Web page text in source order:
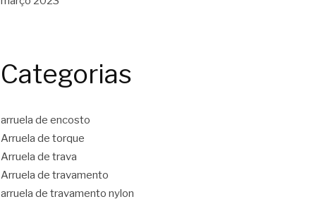
Categorias
arruela de encosto
Arruela de torque
Arruela de trava
Arruela de travamento
arruela de travamento nylon